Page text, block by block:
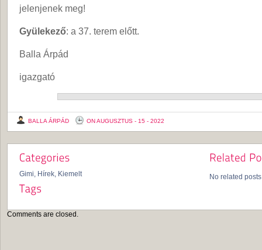
jelenjenek meg!
Gyülekező: a 37. terem előtt.
Balla Árpád
igazgató
BALLA ÁRPÁD ON AUGUSZTUS - 15 - 2022
Gimi, Hírek, Kiemelt No related
Comments are closed.